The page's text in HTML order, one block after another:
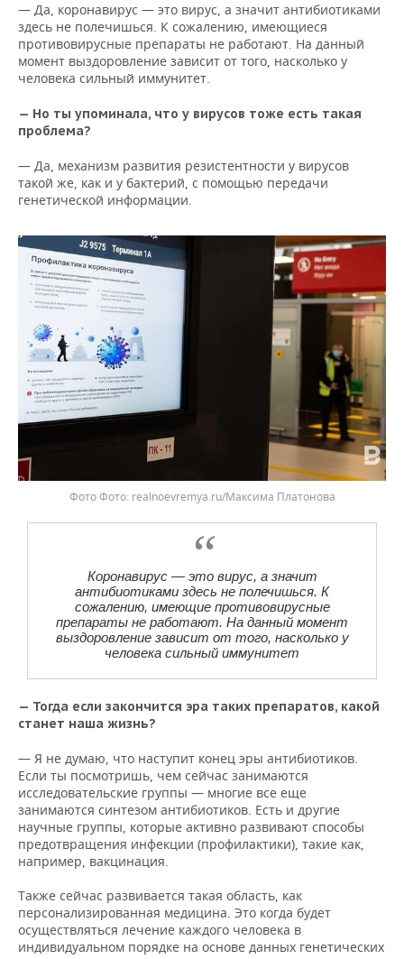
— Да, коронавирус — это вирус, а значит антибиотиками
здесь не полечишься. К сожалению, имеющиеся
противовирусные препараты не работают. На данный
момент выздоровление зависит от того, насколько у
человека сильный иммунитет.
— Но ты упоминала, что у вирусов тоже есть такая
проблема?
— Да, механизм развития резистентности у вирусов
такой же, как и у бактерий, с помощью передачи
генетической информации.
Фото realnoevremya.ru/Максима Платонова
Коронавирус — это вирус, а значит
антибиотиками здесь не полечишься. К
сожалению, имеющие противовирусные
препараты не работают. На данный момент
выздоровление зависит от того, насколько у
человека сильный иммунитет
— Тогда если закончится эра таких препаратов, какой
станет наша жизнь?
— Я не думаю, что наступит конец эры антибиотиков.
Если ты посмотришь, чем сейчас занимаются
исследовательские группы — многие все еще
занимаются синтезом антибиотиков. Есть и другие
научные группы, которые активно развивают способы
предотвращения инфекции (профилактики), такие как,
например, вакцинация.
Также сейчас развивается такая область, как
персонализированная медицина. Это когда будет
осуществляться лечение каждого человека в
индивидуальном порядке на основе данных генетических